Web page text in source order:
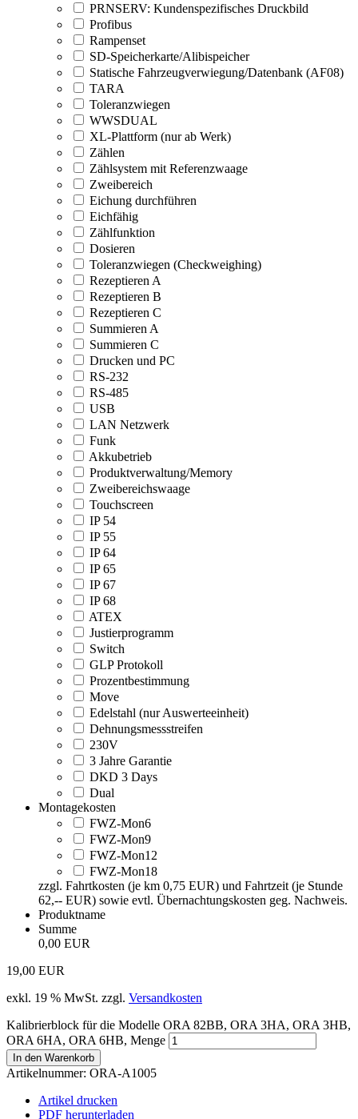
PRNSERV: Kundenspezifisches Druckbild
Profibus
Rampenset
SD-Speicherkarte/Alibispeicher
Statische Fahrzeugverwiegung/Datenbank (AF08)
TARA
Toleranzwiegen
WWSDUAL
XL-Plattform (nur ab Werk)
Zählen
Zählsystem mit Referenzwaage
Zweibereich
Eichung durchführen
Eichfähig
Zählfunktion
Dosieren
Toleranzwiegen (Checkweighing)
Rezeptieren A
Rezeptieren B
Rezeptieren C
Summieren A
Summieren C
Drucken und PC
RS-232
RS-485
USB
LAN Netzwerk
Funk
Akkubetrieb
Produktverwaltung/Memory
Zweibereichswaage
Touchscreen
IP 54
IP 55
IP 64
IP 65
IP 67
IP 68
ATEX
Justierprogramm
Switch
GLP Protokoll
Prozentbestimmung
Move
Edelstahl (nur Auswerteeinheit)
Dehnungsmessstreifen
230V
3 Jahre Garantie
DKD 3 Days
Dual
Montagekosten
FWZ-Mon6
FWZ-Mon9
FWZ-Mon12
FWZ-Mon18
zzgl. Fahrtkosten (je km 0,75 EUR) und Fahrtzeit (je Stunde
62,-- EUR) sowie evtl. Übernachtungskosten geg. Nachweis.
Produktname
Summe
0,00 EUR
19,00 EUR
exkl. 19 % MwSt. zzgl. Versandkosten
Kalibrierblock für die Modelle ORA 82BB, ORA 3HA, ORA 3HB,
ORA 6HA, ORA 6HB, Menge
In den Warenkorb
Artikelnummer: ORA-A1005
Artikel drucken
PDF herunterladen